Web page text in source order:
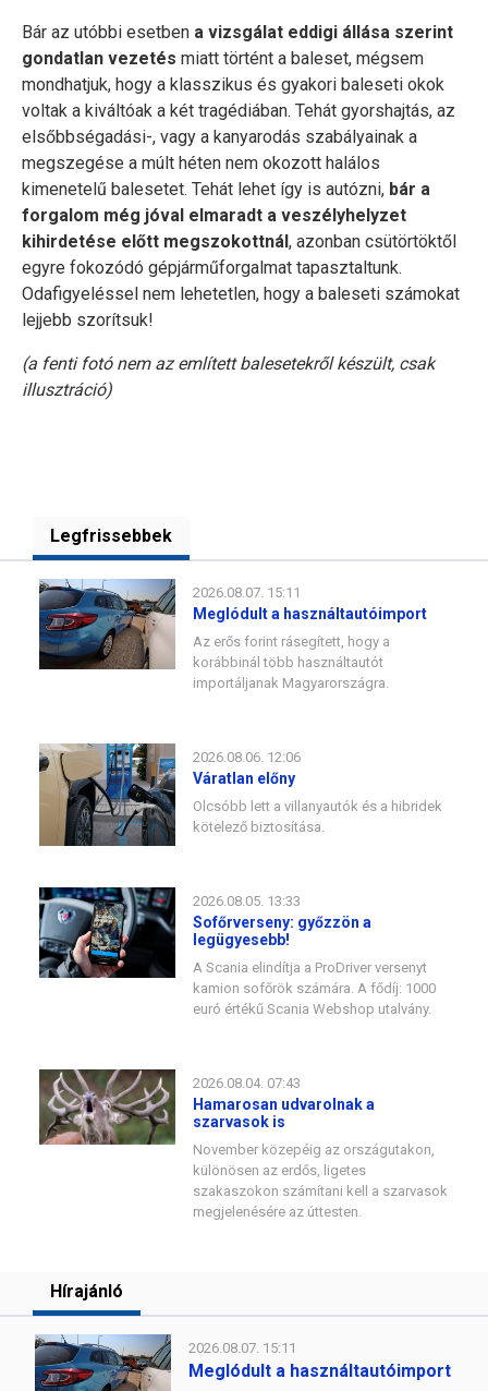
Bár az utóbbi esetben a vizsgálat eddigi állása szerint
gondatlan vezetés miatt történt a baleset, mégsem
mondhatjuk, hogy a klasszikus és gyakori baleseti okok
voltak a kiváltóak a két tragédiában. Tehát gyorshajtás, az
elsőbbségadási-, vagy a kanyarodás szabályainak a
megszegése a múlt héten nem okozott halálos
kimenetelű balesetet. Tehát lehet így is autózni, bár a
forgalom még jóval elmaradt a veszélyhelyzet
kihirdetése előtt megszokottnál, azonban csütörtöktől
egyre fokozódó gépjárműforgalmat tapasztaltunk.
Odafigyeléssel nem lehetetlen, hogy a baleseti számokat
lejjebb szorítsuk!
(a fenti fotó nem az említett balesetekről készült, csak
illusztráció)
Legfrissebbek
2026.08.07. 15:11
Meglódult a használtautóimport
Az erős forint rásegített, hogy a
korábbinál több használtautót
importáljanak Magyarországra.
2026.08.06. 12:06
Váratlan előny
Olcsóbb lett a villanyautók és a hibridek
kötelező biztosítása.
2026.08.05. 13:33
Sofőrverseny: győzzön a
legügyesebb!
A Scania elindítja a ProDriver versenyt
kamion sofőrök számára. A fődíj: 1000
euró értékű Scania Webshop utalvány.
2026.08.04. 07:43
Hamarosan udvarolnak a
szarvasok is
November közepéig az országutakon,
különösen az erdős, ligetes
szakaszokon számítani kell a szarvasok
megjelenésére az úttesten.
Hírajánló
2026.08.07. 15:11
Meglódult a használtautóimport